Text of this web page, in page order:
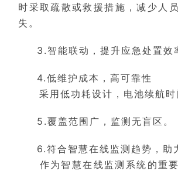
时采取疏散或救援措施，减少人
失。
3.智能联动，提升应急处置
4.低维护成本，高可靠性
采用低功耗设计，电池续航时
5.覆盖范围广，监测无盲
6.符合智慧在线监测趋势，助
作为智慧在线监测系统的重要